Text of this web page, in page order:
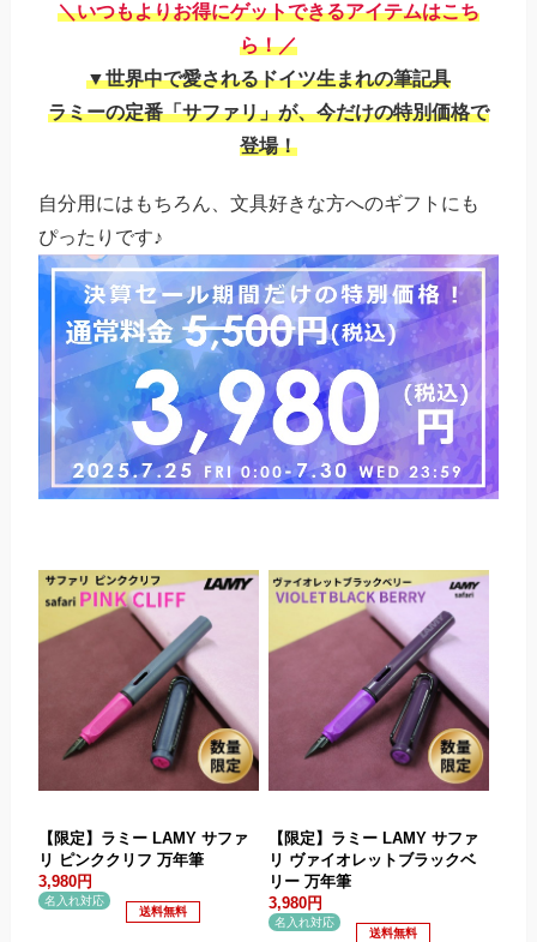
＼いつもよりお得にゲットできるアイテムはこち
ら！／
▼世界中で愛されるドイツ生まれの筆記具
ラミーの定番「サファリ」が、今だけの特別価格で
登場！
自分用にはもちろん、文具好きな方へのギフトにも
ぴったりです♪
【限定】ラミー LAMY サファ
リ ピンククリフ 万年筆
3,980円
【限定】ラミー LAMY サファ
リ ヴァイオレットブラックベ
リー 万年筆
3,980円